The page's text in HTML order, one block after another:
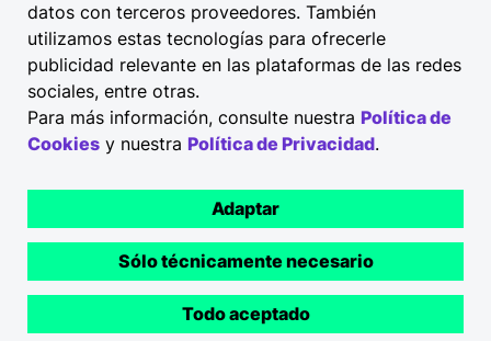
Sobre nosotros
Somos Elli Mobility, emisores de tarjetas de
combustible y recarga que permiten utilizar
servicios de repostaje y carga sin necesidad de
efectivo en toda Europa. La oferta de Elli Mobility
incluye una alta aceptación en estaciones de
servicio y puntos de recarga, y ofrece a clientes
datos con terceros proveedores. También
utilizamos estas tecnologías para ofrecerle
publicidad relevante en las plataformas de las redes
sociales, entre otras.
Para más información, consulte nuestra Política de
Cookies y nuestra Política de Privacidad.
Adaptar
Sólo técnicamente necesario
Todo aceptado